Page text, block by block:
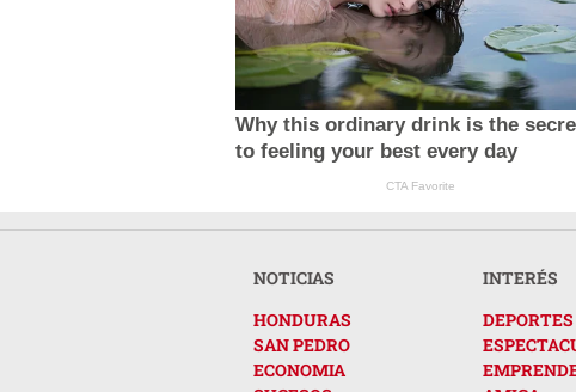
Why this ordinary drink is the
to feeling your best every day
CTA Favorite
NOTICIAS
HONDURAS
SAN PEDRO
ECONOMIA
INTERÉS
DEPORTES